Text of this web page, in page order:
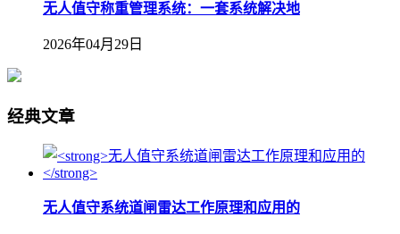
无人值守称重管理系统：一套系统解决地
2026年04月29日
经典文章
无人值守系统道闸雷达工作原理和应用的